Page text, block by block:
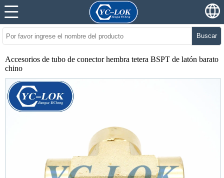
Buscar
Accesorios de tubo de conector hembra tetera BSPT de latón barato
chino